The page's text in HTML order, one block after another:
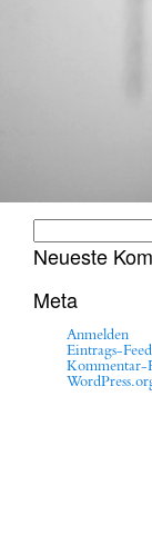
nach:
Neueste
Meta
Anmelden
Eintrags-Feed
Kommentar-